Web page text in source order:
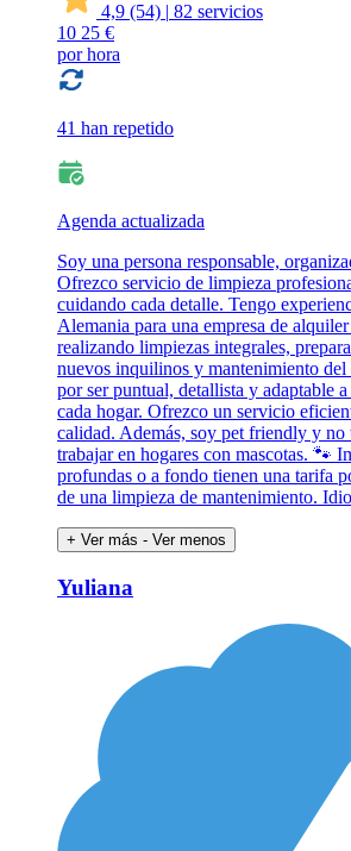
4,9 (54) | 82 servicios
10 25 €
por hora
41 han repetido
Agenda actualizada
Soy una persona responsable,
Ofrezco servicio de limpieza
cuidando cada detalle. Tengo
Alemania para una empresa de
realizando limpiezas integrales,
nuevos inquilinos y mantenimiento
por ser puntual, detallista y adaptable a
cada hogar. Ofrezco un servicio
calidad. Además, soy pet friendly y no
trabajar en hogares con mascotas. 🐾
profundas o a fondo tienen una tarifa
de una limpieza de mantenimiento.
+ Ver más - Ver menos
Yuliana